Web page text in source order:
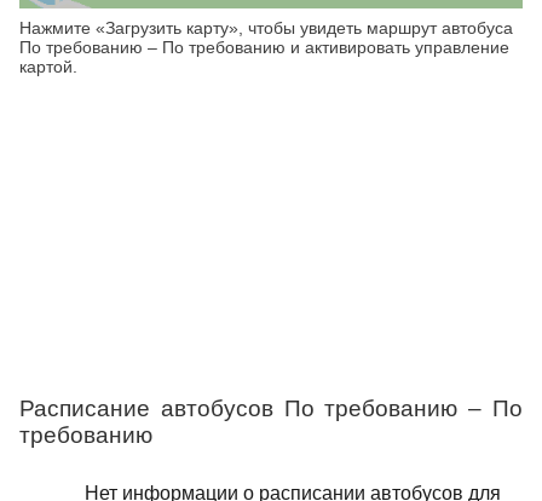
Нажмите «Загрузить карту», чтобы увидеть маршрут автобуса
По требованию – По требованию и активировать управление
картой.
Расписание автобусов По требованию – По
требованию
Нет информации о расписании автобусов для